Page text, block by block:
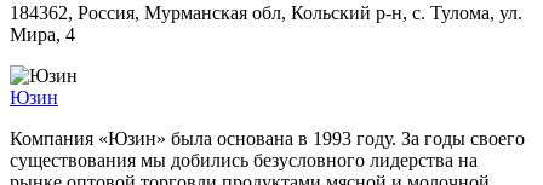
184362, Россия, Мурманская обл, Кольский р-н, с. Тулома, ул.
Мира, 4
Юзин
Компания «Юзин» была основана в 1993 году. За годы своего
существования мы добились безусловного лидерства на